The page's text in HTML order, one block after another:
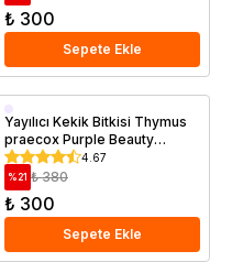
₺ 300
Sepete Ekle
Saksıda
Yayılıcı Kekik Bitkisi Thymus
praecox Purple Beauty
Saksıda
4.67
%21 ₺ 380
₺ 300
Sepete Ekle